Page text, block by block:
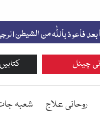
کتابیں چینل
روحانی علاج شعبہ